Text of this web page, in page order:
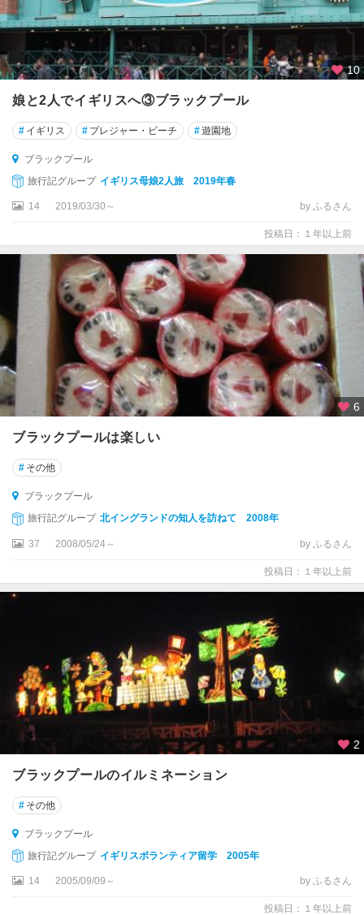
グ
ラ
ー
★
ケ
ン
ブ
リ
ジ
★
地
リ
バ
プ
ー
ル
★
ン
ド
バ
デ
ア
ー
マ
イ
リ
イ
プ
10
娘と2人でイギリスへ③ブラックプール
# イギリス # プレジャー・ビーチ #遊園地
ブラックプール
旅行記グループ イギリス母娘2人旅 2019年春
14 2019/03/30～ by ふるさん
投稿日：１年以上前
6
ブラックプールは楽しい
# その他
ブラックプール
旅行記グループ 北イングランドの知人を訪ねて 2008年
37 2008/05/24～ by ふるさん
投稿日：１年以上前
2
ブラックプールのイルミネーション
# その他
ブラックプール
旅行記グループ イギリスボランティア留学 2005年
14 2005/09/09～ by ふるさん
投稿日：１年以上前